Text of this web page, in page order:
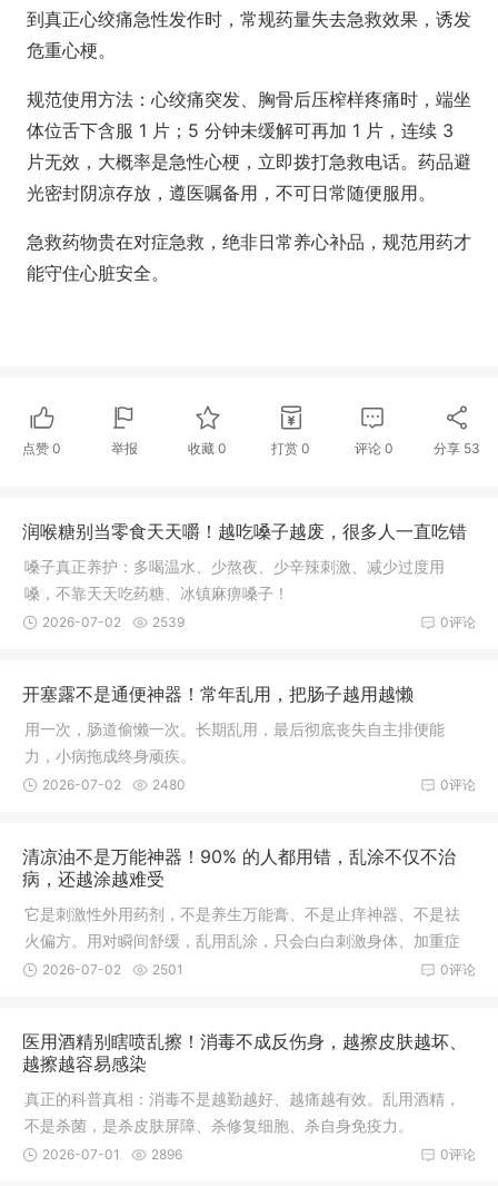
到真正心绞痛急性发作时，常规药量失去急救效果，诱发
危重心梗。
规范使用方法：心绞痛突发、胸骨后压榨样疼痛时，端坐
体位舌下含服 1 片；5 分钟未缓解可再加 1 片，连续 3
片无效，大概率是急性心梗，立即拨打急救电话。药品避
光密封阴凉存放，遵医嘱备用，不可日常随便服用。
急救药物贵在对症急救，绝非日常养心补品，规范用药才
能守住心脏安全。
点赞 0 举报 收藏0 打赏 0 评论 0 分享 53
润喉糖别当零食天天嚼！越吃嗓子越废，很多人一直吃错
嗓子真正养护：多喝温水、少熬夜、少辛辣刺激、减少过度用
嗓，不靠天天吃药糖、冰镇麻痹嗓子！
0评论
2026-07-02 2539
开塞露不是通便神器！常年乱用，把肠子越用越懒
用一次，肠道偷懒一次。长期乱用，最后彻底丧失自主排便能
力，小病拖成终身顽疾。
0评论
2026-07-02 2480
清凉油不是万能神器！90% 的人都用错，乱涂不仅不治
病，还越涂越难受
它是刺激性外用药剂，不是养生万能膏、不是止痒神器、不是祛
火偏方。用对瞬间舒缓，乱用乱涂，只会白白刺激身体、加重症
状。
0评论
2026-07-02 2501
医用酒精别瞎喷乱擦！消毒不成反伤身，越擦皮肤越坏、
越擦越容易感染
真正的科普真相：消毒不是越勤越好、越痛越有效。乱用酒精，
不是杀菌，是杀皮肤屏障、杀修复细胞、杀自身免疫力。
0评论
2026-07-01 2896